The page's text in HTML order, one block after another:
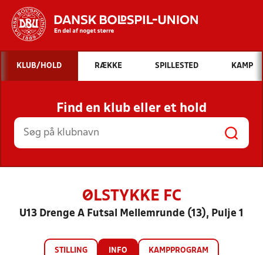
Hvad vil du søge efter?
INDHOLD OG NYHEDER
STILLINGER, RESULTATER, KLUBBER OG
HOLD
KLUB/HOLD RÆKKE SPILLESTED KAMP
Find en klub eller et hold
ØLSTYKKE FC
U13 Drenge A Futsal Mellemrunde (13), Pulje 1
STILLING INFO KAMPPROGRAM